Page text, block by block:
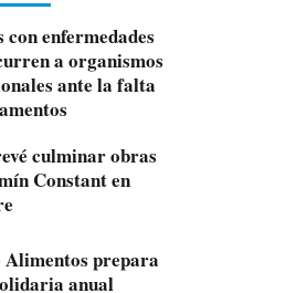
con enfermedades
a organismos
ante la falta
culminar obras
Constant en
Alimentos prepara
anual